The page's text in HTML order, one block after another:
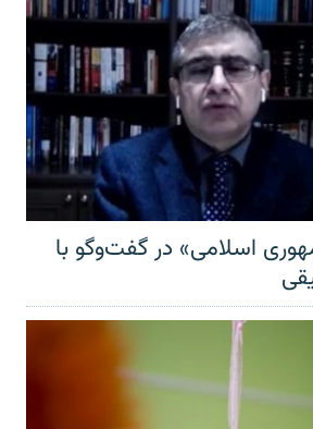
اسلامی» در گفت‌وگو با